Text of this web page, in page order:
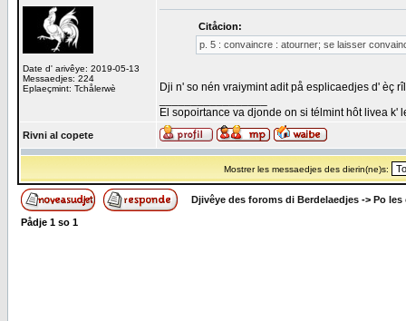
Date d' arivêye: 2019-05-13
Messaedjes: 224
Eplaeçmint: Tchålerwè
Citåcion:
p. 5 : convaincre : atourner; se laisser
Dji n' so nén vraiymint adit på esplicaedjes d' èç
El sopoirtance va djonde on si télmint hôt livea
Rivni al copete
Mostrer les messaedjes des dierin(ne)s:
Djivêye des foroms di Berdelaedjes -> Po les
Pådje 1 so 1